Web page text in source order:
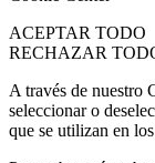
ACEPTAR TODO
RECHAZAR
A través de nuestro
seleccionar o
que se utilizan en